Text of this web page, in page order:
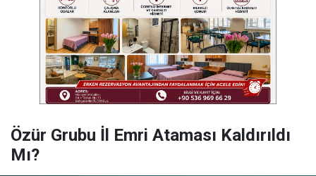
Özür Grubu İl Emri Ataması Kaldırıldı
Mı?